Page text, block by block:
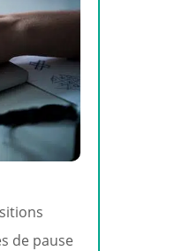
de pause